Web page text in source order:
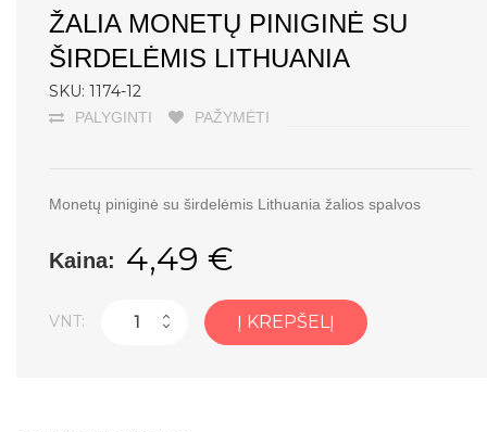
ŽALIA MONETŲ PINIGINĖ SU
ŠIRDELĖMIS LITHUANIA
SKU: 1174-12
PALYGINTI PAŽYMĖTI
Monetų piniginė su širdelėmis Lithuania žalios spalvos
Kaina: 4,49 €
VNT: Į KREPŠELĮ